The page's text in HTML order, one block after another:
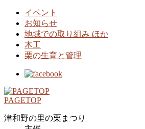
イベント
お知らせ
地域での取り組み ほか
木工
栗の生育と管理
PAGETOP
津和野の里の栗まつり